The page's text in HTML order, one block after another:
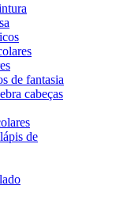
de fantasia
cabeças
de